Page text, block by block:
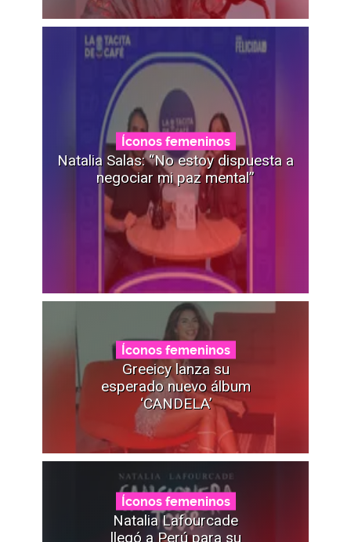
Íconos femeninos
Natalia Salas: “No estoy dispuesta a
negociar mi paz mental”
Íconos femeninos
Greeicy lanza su
esperado nuevo álbum
‘CANDELA’
Íconos femeninos
Natalia Lafourcade
llegó a Perú para su